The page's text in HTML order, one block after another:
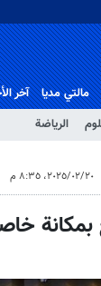
الرياضة
مالتي مدیا آخر
٢٠‏/٠٢‏/٢٠٢٥، ٨:٣٥ م
بمكانة